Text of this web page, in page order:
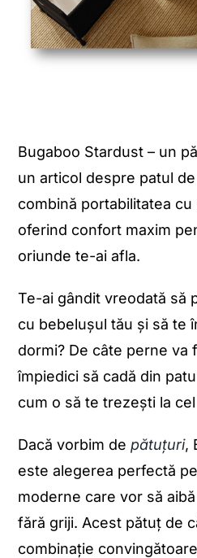
Bugaboo Stardust – un
un articol despre patul
combină portabilitatea
oferind confort maxim
oriunde te-ai afla.
Te-ai gândit vreodată să
cu bebelușul tău și să te
dormi? De câte perne va
împiedici să cadă din
cum o să te trezești la
Dacă vorbim depătuțuri,
este alegerea perfectă
moderne care vor să
fără griji. Acest pătuț de
combinație